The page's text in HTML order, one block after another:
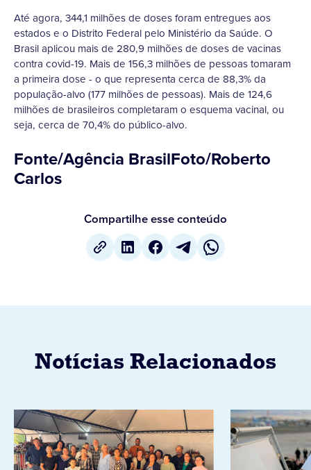
Até agora, 344,1 milhões de doses foram entregues aos
estados e o Distrito Federal pelo Ministério da Saúde. O
Brasil aplicou mais de 280,9 milhões de doses de vacinas
contra covid-19. Mais de 156,3 milhões de pessoas tomaram
a primeira dose - o que representa cerca de 88,3% da
população-alvo (177 milhões de pessoas). Mais de 124,6
milhões de brasileiros completaram o esquema vacinal, ou
seja, cerca de 70,4% do público-alvo.
Fonte/Agência BrasilFoto/Roberto
Carlos
Compartilhe esse conteúdo
Notícias Relacionados